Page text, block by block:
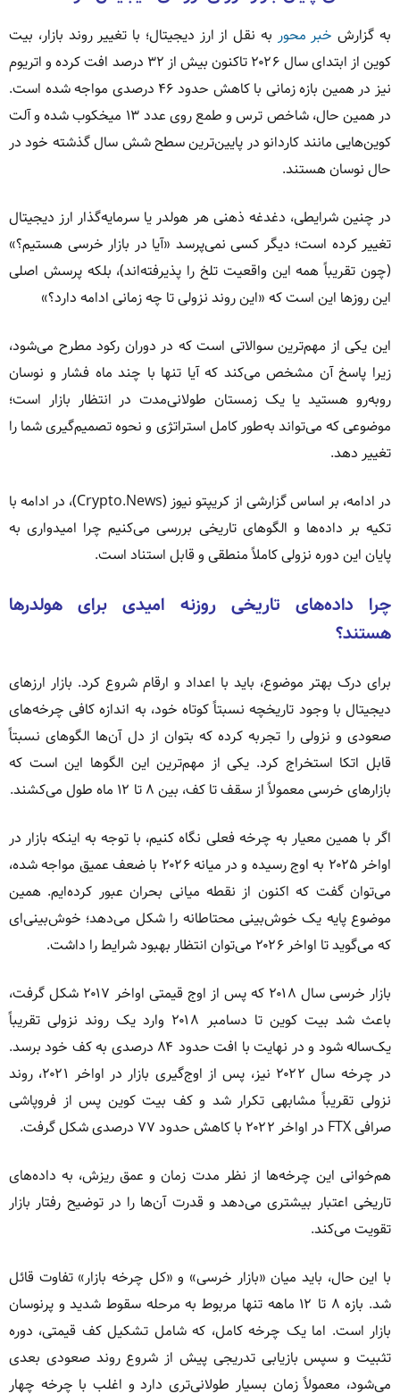
به گزارش خبر محور به نقل از ارز دیجیتال؛ با تغییر روند بازار، بیت
کوین از ابتدای سال ۲۰۲۶ تاکنون بیش از ۳۲ درصد افت کرده و اتریوم
نیز در همین بازه زمانی با کاهش حدود ۴۶ درصدی مواجه شده است.
در همین حال، شاخص ترس و طمع روی عدد ۱۳ میخکوب شده و آلت‌
کوین‌هایی مانند کاردانو در پایین‌ترین سطح شش سال گذشته خود در
حال نوسان هستند.
در چنین شرایطی، دغدغه ذهنی هر هولدر یا سرمایه‌گذار ارز دیجیتال
تغییر کرده است؛ دیگر کسی نمی‌پرسد «آیا در بازار خرسی هستیم؟»
(چون تقریباً همه این واقعیت تلخ را پذیرفته‌اند)، بلکه پرسش اصلی
این روزها این است که «این روند نزولی تا چه زمانی ادامه دارد؟»
این یکی از مهم‌ترین سوالاتی است که در دوران رکود مطرح می‌شود،
زیرا پاسخ آن مشخص می‌کند که آیا تنها با چند ماه فشار و نوسان
روبه‌رو هستید یا یک زمستان طولانی‌مدت در انتظار بازار است؛
موضوعی که می‌تواند به‌طور کامل استراتژی و نحوه تصمیم‌گیری شما را
تغییر دهد.
در ادامه، بر اساس گزارشی از کریپتو نیوز (Crypto.News)، در ادامه با
تکیه بر داده‌ها و الگوهای تاریخی بررسی می‌کنیم چرا امیدواری به
پایان این دوره نزولی کاملاً منطقی و قابل استناد است.
چرا داده‌های تاریخی روزنه امیدی برای هولدرها
هستند؟
برای درک بهتر موضوع، باید با اعداد و ارقام شروع کرد. بازار ارزهای
دیجیتال با وجود تاریخچه نسبتاً کوتاه خود، به اندازه کافی چرخه‌های
صعودی و نزولی را تجربه کرده که بتوان از دل آن‌ها الگوهای نسبتاً
قابل اتکا استخراج کرد. یکی از مهم‌ترین این الگوها این است که
بازارهای خرسی معمولاً از سقف تا کف، بین ۸ تا ۱۲ ماه طول می‌کشند.
اگر با همین معیار به چرخه فعلی نگاه کنیم، با توجه به اینکه بازار در
اواخر ۲۰۲۵ به اوج رسیده و در میانه ۲۰۲۶ با ضعف عمیق مواجه شده،
می‌توان گفت که اکنون از نقطه میانی بحران عبور کرده‌ایم. همین
موضوع پایه یک خوش‌بینی محتاطانه را شکل می‌دهد؛ خوش‌بینی‌ای
که می‌گوید تا اواخر ۲۰۲۶ می‌توان انتظار بهبود شرایط را داشت.
بازار خرسی سال ۲۰۱۸ که پس از اوج قیمتی اواخر ۲۰۱۷ شکل گرفت،
باعث شد بیت کوین تا دسامبر ۲۰۱۸ وارد یک روند نزولی تقریباً
یک‌ساله شود و در نهایت با افت حدود ۸۴ درصدی به کف خود برسد.
در چرخه سال ۲۰۲۲ نیز، پس از اوج‌گیری بازار در اواخر ۲۰۲۱، روند
نزولی تقریباً مشابهی تکرار شد و کف بیت کوین پس از فروپاشی
صرافی FTX در اواخر ۲۰۲۲ با کاهش حدود ۷۷ درصدی شکل گرفت.
هم‌خوانی این چرخه‌ها از نظر مدت زمان و عمق ریزش، به داده‌های
تاریخی اعتبار بیشتری می‌دهد و قدرت آن‌ها را در توضیح رفتار بازار
تقویت می‌کند.
با این حال، باید میان «بازار خرسی» و «کل چرخه بازار» تفاوت قائل
شد. بازه ۸ تا ۱۲ ماهه تنها مربوط به مرحله سقوط شدید و پرنوسان
بازار است. اما یک چرخه کامل، که شامل تشکیل کف قیمتی، دوره
تثبیت و سپس بازیابی تدریجی پیش از شروع روند صعودی بعدی
می‌شود، معمولاً زمان بسیار طولانی‌تری دارد و اغلب با چرخه چهار